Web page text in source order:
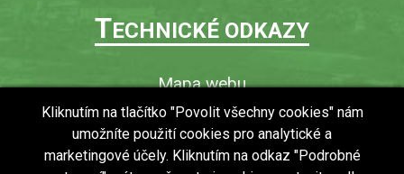
TECHNICKÉ ODKAZY
Mapa webu
O webu
Povinně zveřejňované informace
Ochrana osobních údajů (GDPR)
Kliknutím na tlačítko "Povolit všechny cookies" nám
umožníte použití cookies pro analytické a
marketingové účely. Kliknutím na odkaz "Podrobné